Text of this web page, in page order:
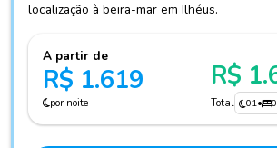
localização à beira-mar em Ilhéus.
A partir de
R$ 1.619
por noite
R$
Total 01•